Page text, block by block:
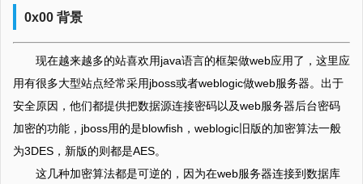
0x00 背景
现在越来越多的站喜欢用java语言的框架做web应用了，这里应
用有很多大型站点经常采用jboss或者weblogic做web服务器。出于
安全原因，他们都提供把数据源连接密码以及web服务器后台密码
加密的功能，jboss用的是blowfish，weblogic旧版的加密算法一般
为3DES，新版的则都是AES。
这几种加密算法都是可逆的，因为在web服务器连接到数据库